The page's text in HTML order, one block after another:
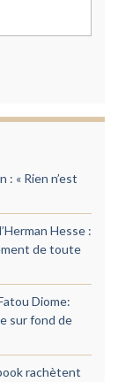
: « Rien n’est
Hesse :
de toute
Diome:
sur fond de
rachètent